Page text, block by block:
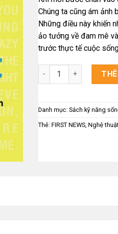
118.400 ₫.
Chúng ta cũng ám ảnh
Những điều này khiến
ảo tưởng về đam mê
trước thực tế cuộc
Thay Câu Hỏi Đổi
Danh mục: Sách kỹ năng
Thẻ: FIRST NEWS, Nghệ